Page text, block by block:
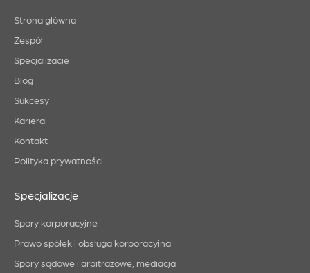
Strona główna
Zespół
Specjalizacje
Blog
Sukcesy
Kariera
Kontakt
Polityka prywatności
Specjalizacje
Spory korporacyjne
Prawo spółek i obsługa korporacyjna
Spory sądowe i arbitrażowe, mediacja